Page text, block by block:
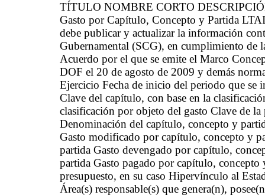
TÍTULO NOMBRE CORTO
Gasto por Capítulo, Concepto y Partida
debe publicar y actualizar la información
Gubernamental (SCG), en cumplimiento de
Acuerdo por el que se emite el Marco
DOF el 20 de agosto de 2009 y demás
Ejercicio Fecha de inicio del periodo que se
Clave del capítulo, con base en la
clasificación por objeto del gasto Clave de
Denominación del capítulo, concepto y
Gasto modificado por capítulo, concepto y
partida Gasto devengado por capítulo,
partida Gasto pagado por capítulo,
presupuesto, en su caso Hipervínculo al
Área(s) responsable(s) que genera(n),